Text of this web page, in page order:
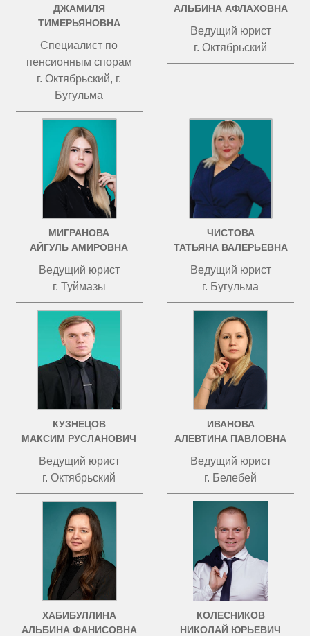
ДЖАМИЛЯ
ТИМЕРЬЯНОВНА
Специалист по
пенсионным спорам
г. Октябрьский, г.
Бугульма
АЛЬБИНА АФЛАХОВНА
Ведущий юрист
г. Октябрьский
МИГРАНОВА
АЙГУЛЬ АМИРОВНА
Ведущий юрист
г. Туймазы
ЧИСТОВА
ТАТЬЯНА ВАЛЕРЬЕВНА
Ведущий юрист
г. Бугульма
КУЗНЕЦОВ
МАКСИМ РУСЛАНОВИЧ
Ведущий юрист
г. Октябрьский
ИВАНОВА
АЛЕВТИНА ПАВЛОВНА
Ведущий юрист
г. Белебей
ХАБИБУЛЛИНА
АЛЬБИНА ФАНИСОВНА
КОЛЕСНИКОВ
НИКОЛАЙ ЮРЬЕВИЧ